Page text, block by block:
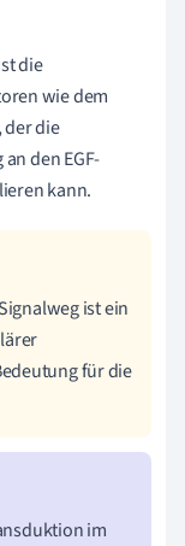
die
wie dem
der die
den EGF-
kann.
ist ein
für die
im